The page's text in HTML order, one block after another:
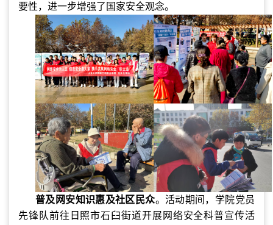
要性，进一步增强了国家安全观念。
普及网安知识惠及社区民众。 活动期间，学院党员
先锋队前往日照市石臼街道开展网络安全科普宣传活